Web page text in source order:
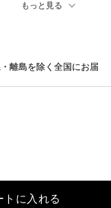
でお荷物のお届け中止と
掛けいたしますが、何
もっと見る
離島を除く全国にお届
トに入れる